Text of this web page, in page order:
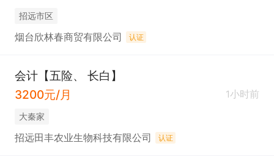
招远市区
烟台欣林春商贸有限公司 认证
会计【五险、 长白】
3200元/月
1小时前
大秦家
招远田丰农业生物科技有限公司 认证